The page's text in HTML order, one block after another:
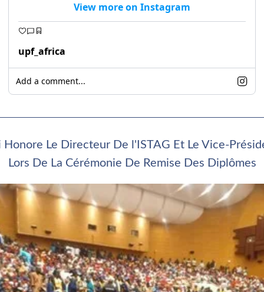
View more on Instagram
upf_africa
Add a comment...
Honore Le Directeur De l'ISTAG Et Le Vice-
Lors De La Cérémonie De Remise Des Diplômes